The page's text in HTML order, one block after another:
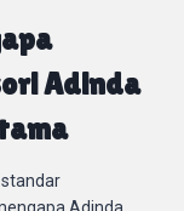
Adinda